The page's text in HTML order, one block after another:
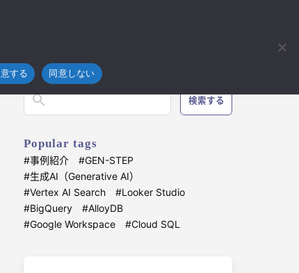
検索する
Popular tags
事例紹介
GEN-STEP
生成AI（Generative AI）
Vertex AI Search
Looker Studio
BigQuery
AlloyDB
Google Workspace
Cloud SQL
する 同意しない